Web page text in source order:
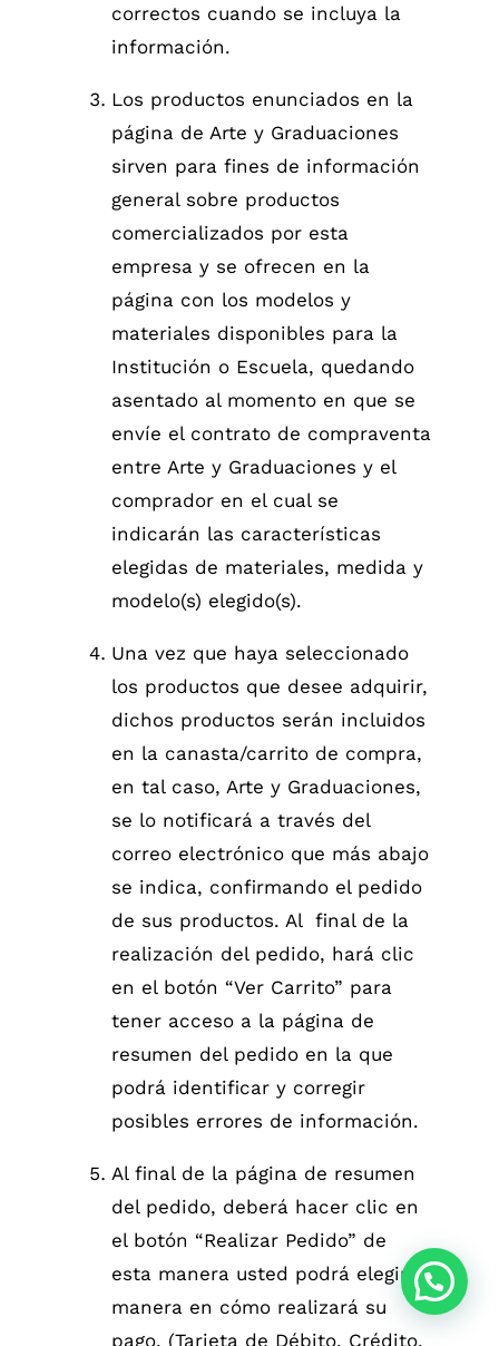
correctos cuando se incluya la
información.
Los productos enunciados en la
página de Arte y Graduaciones
sirven para fines de información
general sobre productos
comercializados por esta
empresa y se ofrecen en la
página con los modelos y
materiales disponibles para la
Institución o Escuela, quedando
asentado al momento en que se
envíe el contrato de compraventa
entre Arte y Graduaciones y el
comprador en el cual se
indicarán las características
elegidas de materiales, medida y
modelo(s) elegido(s).
Una vez que haya seleccionado
los productos que desee adquirir,
dichos productos serán incluidos
en la canasta/carrito de compra,
en tal caso, Arte y Graduaciones,
se lo notificará a través del
correo electrónico que más abajo
se indica, confirmando el pedido
de sus productos. Al final de la
realización del pedido, hará clic
en el botón “Ver Carrito” para
tener acceso a la página de
resumen del pedido en la que
podrá identificar y corregir
posibles errores de información.
Al final de la página de resumen
del pedido, deberá hacer clic en
el botón “Realizar Pedido” de
esta manera usted podrá elegir la
manera en cómo realizará su
pago. (Tarjeta de Débito, Crédito,